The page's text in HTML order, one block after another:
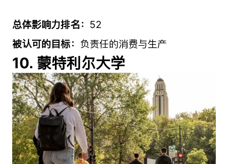
总体影响力排名： 52
被认可的目标： 负责任的消费与生产
10. 蒙特利尔大学